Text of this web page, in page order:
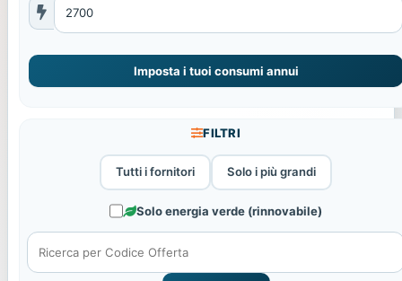
Imposta i tuoi consumi annui
FILTRI
Tutti i fornitori Solo i più grandi
Solo energia verde (rinnovabile)